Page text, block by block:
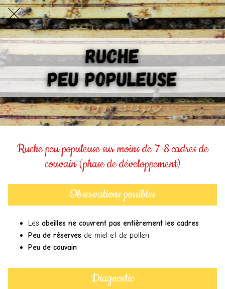
Ruche peu populeuse sur moins de 7-8 cadres de
couvain (phase de développement)
Observations possibles
Les abeilles ne couvrent pas entièrement les cadres
Peu de réserves de miel et de pollen
Peu de couvain
Diagnostic